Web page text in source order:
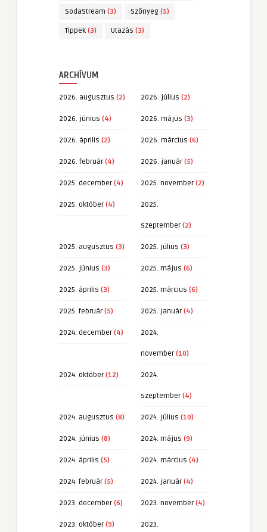
SodaStream (3) Szőnyeg (5)
Tippek (3) Utazás (3)
ARCHÍVUM
2026. augusztus (2) 2026. július (2)
2026. június (4) 2026. május (3)
2026. április (2) 2026. március (6)
2026. február(4) 2026. január(5)
2025. december(4) 2025. november(2)
2025. október(4) 2025.
szeptember(2)
2025. augusztus (3) 2025. július (3)
2025. június (3) 2025. május (6)
2025. április (3) 2025. március (6)
2025. február(5) 2025. január(4)
2024. december(4) 2024.
november(10)
2024. október(12) 2024.
szeptember(4)
2024. augusztus (8) 2024. július (10)
2024. június (8) 2024. május (9)
2024. április (5) 2024. március (4)
2024. február(5) 2024. január(4)
2023. december(6) 2023. november(4)
2023. október(9) 2023.